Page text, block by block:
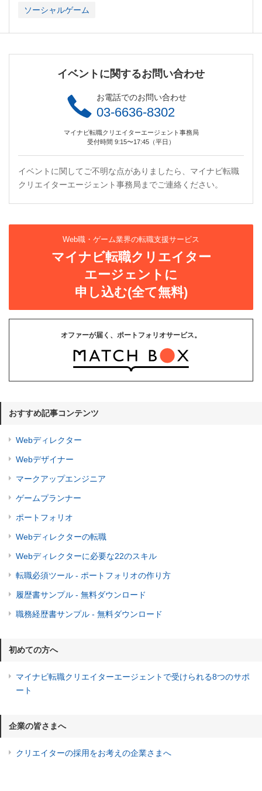
ソーシャルゲーム
イベントに関するお問い合わせ
お電話でのお問い合わせ
03-6636-8302
マイナビ転職クリエイターエージェント事務局
受付時間 9:15〜17:45（平日）
イベントに関してご不明な点がありましたら、マイナビ転職
クリエイターエージェント事務局までご連絡ください。
Web職・ゲーム業界の転職支援サービス
マイナビ転職クリエイター
エージェントに
申し込む(全て無料)
オファーが届く、ポートフォリオサービス。
おすすめ記事コンテンツ
Webディレクター
Webデザイナー
マークアップエンジニア
ゲームプランナー
ポートフォリオ
Webディレクターの転職
Webディレクターに必要な22のスキル
転職必須ツール - ポートフォリオの作り方
履歴書サンプル - 無料ダウンロード
職務経歴書サンプル - 無料ダウンロード
初めての方へ
マイナビ転職クリエイターエージェントで受けられる8つのサポ
ート
企業の皆さまへ
クリエイターの採用をお考えの企業さまへ